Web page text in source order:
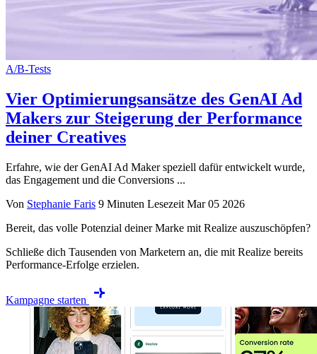
A/B-Tests
Vier Optimierungsansätze des GenAI Ad
Makers zur Steigerung der Performance
deiner Creatives
Erfahre, wie der GenAI Ad Maker speziell dafür entwickelt wurde,
das Engagement und die Conversions ...
Von Stephanie Faris 9 Minuten Lesezeit Mar 05 2026
Bereit, das volle Potenzial deiner Marke mit Realize auszuschöpfen?
Schließe dich Tausenden von Marketern an, die mit Realize bereits
Performance-Erfolge erzielen.
Kampagne starten